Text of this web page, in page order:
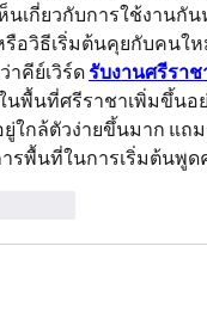
นเกี่ยวกับการใช้งานกัน
อวิธีเริ่มต้นคุยกับคนให
าคีย์เวิร์ด รับงานศรีราช
นพื้นที่ศรีราชาเพิ่มขึ้นอ
ใกล้ตัวง่ายขึ้นมาก แถ
รพื้นที่ในการเริ่มต้นพูด